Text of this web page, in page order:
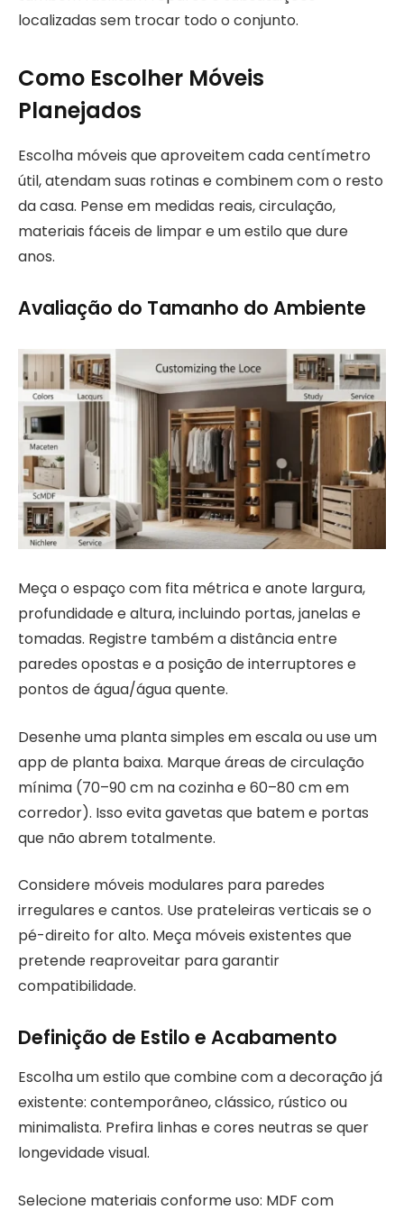
localizadas sem trocar todo o conjunto.
Como Escolher Móveis
Planejados
Escolha móveis que aproveitem cada centímetro
útil, atendam suas rotinas e combinem com o resto
da casa. Pense em medidas reais, circulação,
materiais fáceis de limpar e um estilo que dure
anos.
Avaliação do Tamanho do Ambiente
Meça o espaço com fita métrica e anote largura,
profundidade e altura, incluindo portas, janelas e
tomadas. Registre também a distância entre
paredes opostas e a posição de interruptores e
pontos de água/água quente.
Desenhe uma planta simples em escala ou use um
app de planta baixa. Marque áreas de circulação
mínima (70–90 cm na cozinha e 60–80 cm em
corredor). Isso evita gavetas que batem e portas
que não abrem totalmente.
Considere móveis modulares para paredes
irregulares e cantos. Use prateleiras verticais se o
pé-direito for alto. Meça móveis existentes que
pretende reaproveitar para garantir
compatibilidade.
Definição de Estilo e Acabamento
Escolha um estilo que combine com a decoração já
existente: contemporâneo, clássico, rústico ou
minimalista. Prefira linhas e cores neutras se quer
longevidade visual.
Selecione materiais conforme uso: MDF com